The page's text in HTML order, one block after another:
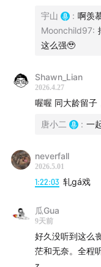
00:16:07 :荷兰留学
00:32:31 :从国内的
之路
00:40:41:非洲援助模
00:48:44:是否应该
00:56:35:是否值得
的权衡。
01:12:59:时间紧迫：
01:21:23 :AI带来的变
01:29:33
宇山 : 啊羡
Moonchild97:
这么强🥹
Shawn_Lian
2026.4.27
喔喔 同大龄留子
唐小二 : 一
neverfall
2026.5.01
1:22:03 轧gá戏
瓜Gua
9天前
好久没听到这么
茫和无奈。全程